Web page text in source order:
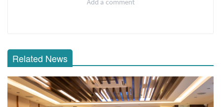
Add a comment
Related News